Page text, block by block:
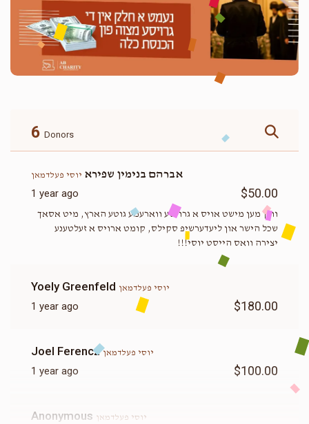
6 Donors
אברהם בנימין שפירא יוסי פעלדמאן
1 year ago $50.00
ווען מען מישט אויס א גרויסע ווארעמע גוטע הארץ, מיט אסאך
שכל הישר און ליעדערשיפ סקילס, קומט ארויס א זעלטענע
יצירה וואס הייסט יוסי!!!
Yoely Greenfeld יוסי פעלדמאן
1 year ago $180.00
Joel Ferenczיוסי פעלדמאן
1 year ago $100.00
Anonymous יוסי פעלדמאן